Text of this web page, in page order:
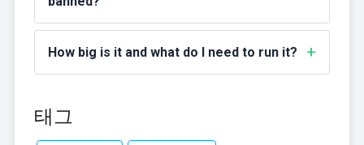
How big is it and what do I need to run it?
태그